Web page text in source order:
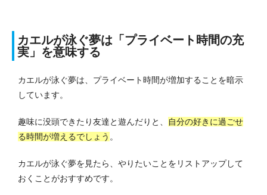
カエルが泳ぐ夢は「プライベート時間の充
実」を意味する
カエルが泳ぐ夢は、プライベート時間が増加することを暗示
しています。
趣味に没頭できたり友達と遊んだりと、
自分の好きに過ごせ
る時間が増えるでしょう 。
カエルが泳ぐ夢を見たら、やりたいことをリストアップして
おくことがおすすめです。